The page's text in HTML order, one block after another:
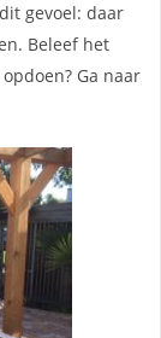
gevoel: daar
Beleef het
Ga naar